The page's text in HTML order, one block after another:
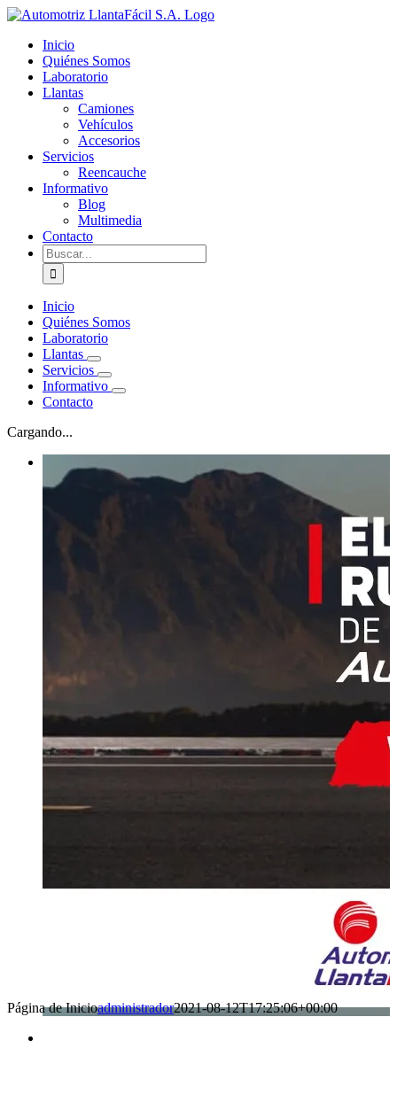
Skip
content
facebook
youtube
Inicio
Quiénes Somos
Laboratorio
Llantas
Camiones
Vehículos
Accesorios
Servicios
Reencauche
Informativo
Blog
Multimedia
Contacto
Buscar:
Inicio
Quiénes Somos
Laboratorio
Llantas
Servicios
Informativo
Contacto
Cargando...
Página de Inicioadministrador2021-08-12T17:25:06+00:00